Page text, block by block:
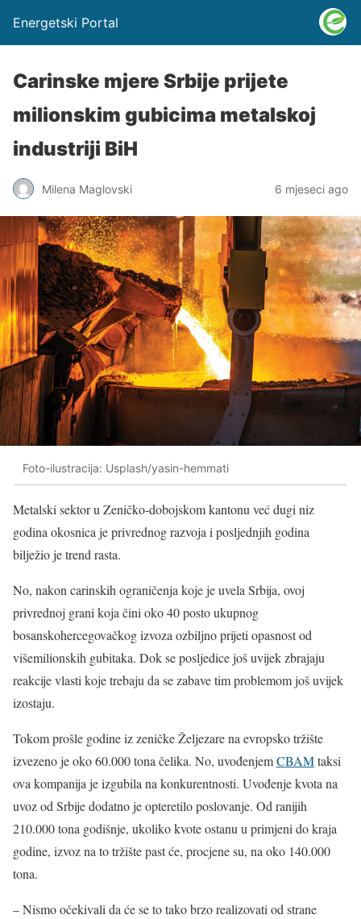
Energetski Portal
Carinske mjere Srbije prijete
milionskim gubicima metalskoj
industriji BiH
Milena Maglovski 6 mjeseci ago
Foto-ilustracija: Usplash/yasin-hemmati
Metalski sektor u Zeničko-dobojskom kantonu već dugi niz
godina okosnica je privrednog razvoja i posljednjih godina
bilježio je trend rasta.
No, nakon carinskih ograničenja koje je uvela Srbija, ovoj
privrednoj grani koja čini oko 40 posto ukupnog
bosanskohercegovačkog izvoza ozbiljno prijeti opasnost od
višemilionskih gubitaka. Dok se posljedice još uvijek zbrajaju
reakcije vlasti koje trebaju da se zabave tim problemom još uvijek
izostaju.
Tokom prošle godine iz zeničke Željezare na evropsko tržište
izvezeno je oko 60.000 tona čelika. No, uvođenjemCBAMtaksi
ova kompanija je izgubila na konkurentnosti. Uvođenje kvota na
uvoz od Srbije dodatno je opteretilo poslovanje. Od ranijih
210.000 tona godišnje, ukoliko kvote ostanu u primjeni do kraja
godine, izvoz na to tržište past će, procjene su, na oko 140.000
tona.
– Nismo očekivali da će se to tako brzo realizovati od strane